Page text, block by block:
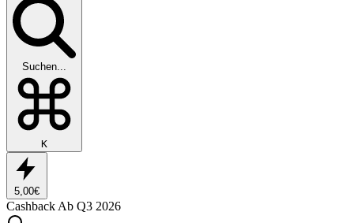
Suchen...
K
5,00€
CashbackAb Q3 2026